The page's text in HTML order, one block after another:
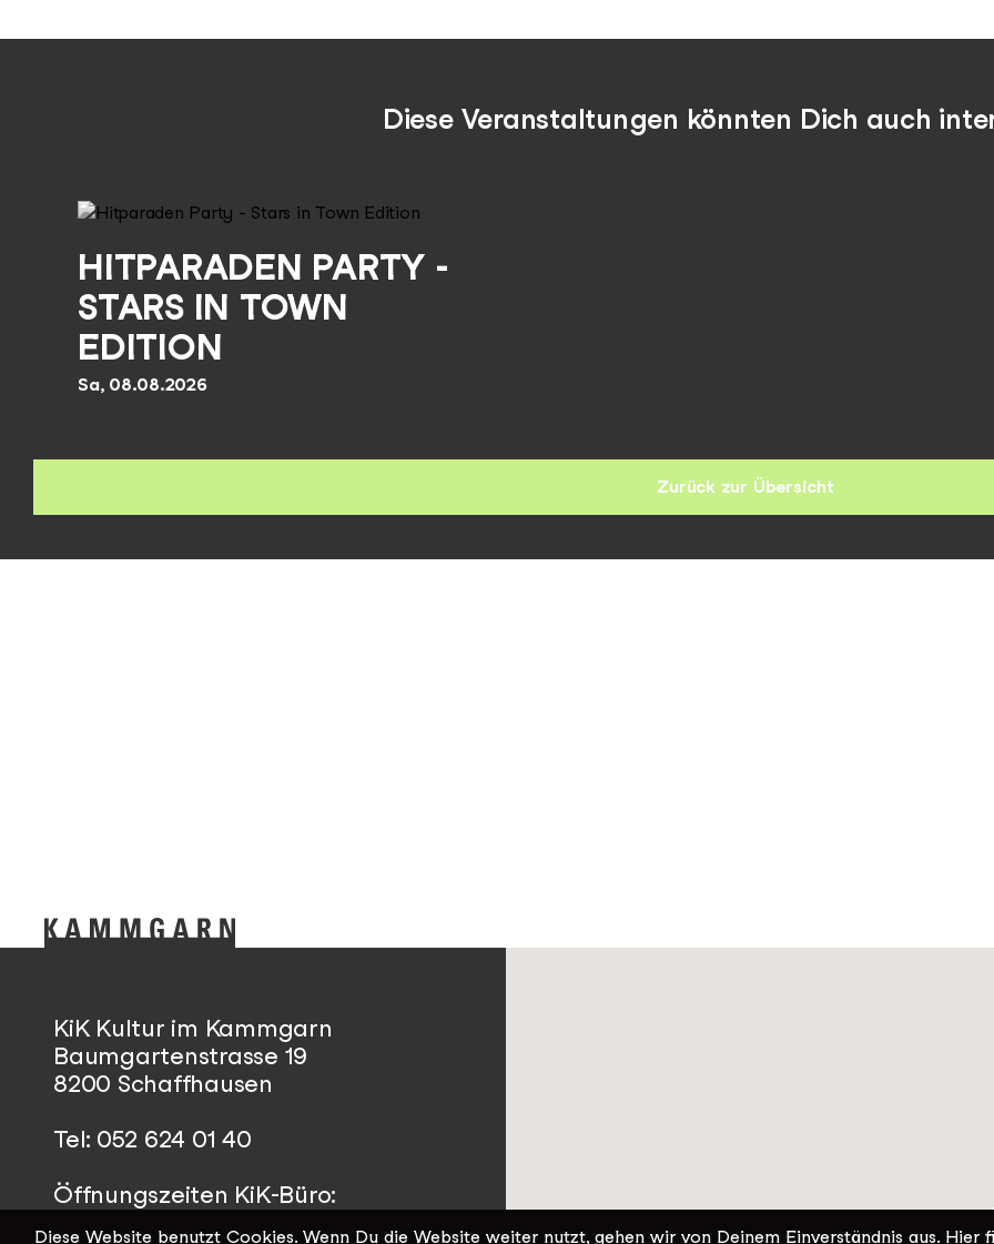
Diese Veranstaltungen könnten Dich auch
HITPARADEN PARTY -
STARS IN TOWN
EDITION
Sa, 08.08.2026
Zurück zur Übersicht
KiK Kultur im Kammgarn
Baumgartenstrasse 19
8200 Schaffhausen
Tel: 052 624 01 40
Öffnungszeiten KiK-Büro:
Diese Website benutzt Cookies. Wenn Du die Website weiter nutzt, gehen wir von Deinem Einverständnis aus. Hier